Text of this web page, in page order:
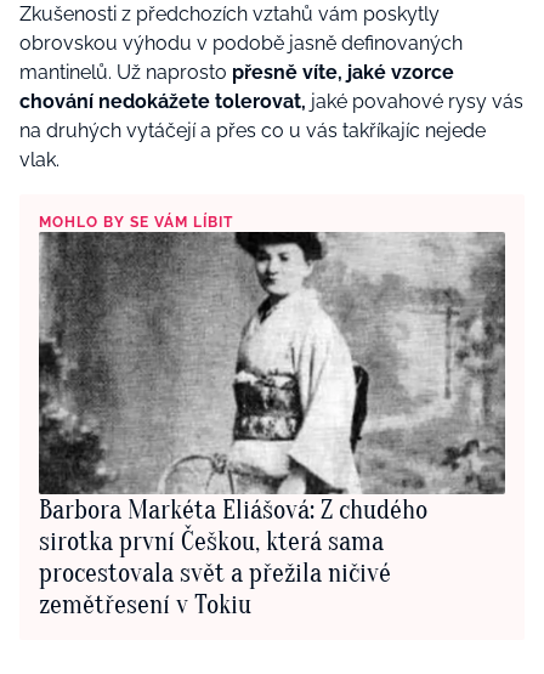
Zkušenosti z předchozích vztahů vám poskytly
obrovskou výhodu v podobě jasně definovaných
mantinelů. Už naprosto přesně víte, jaké vzorce
chování nedokážete tolerovat, jaké povahové rysy vás
na druhých vytáčejí a přes co u vás takříkajíc nejede
vlak.
MOHLO BY SE VÁM LÍBIT
Barbora Markéta Eliášová: Z chudého
sirotka první Češkou, která sama
procestovala svět a přežila ničivé
zemětřesení v Tokiu